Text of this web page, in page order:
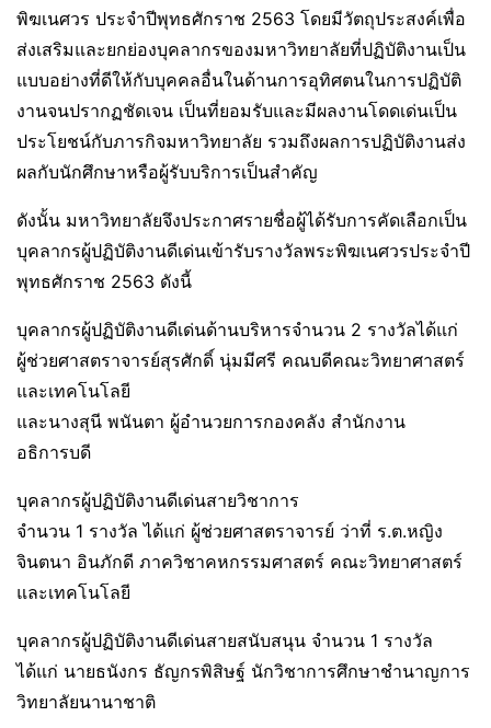
พิฆเนศวร ประจำปีพุทธศักราช 2563 โดยมีวัตถุประสงค์เพื่อ
ส่งเสริมและยกย่องบุคลากรของมหาวิทยาลัยที่ปฏิบัติงานเป็น
แบบอย่างที่ดีให้กับบุคคลอื่นในด้านการอุทิศตนในการปฏิบัติ
งานจนปรากฏชัดเจน เป็นที่ยอมรับและมีผลงานโดดเด่นเป็น
ประโยชน์กับภารกิจมหาวิทยาลัย รวมถึงผลการปฏิบัติงานส่ง
ผลกับนักศึกษาหรือผู้รับบริการเป็นสำคัญ
ดังนั้น มหาวิทยาลัยจึงประกาศรายชื่อผู้ได้รับการคัดเลือกเป็น
บุคลากรผู้ปฏิบัติงานดีเด่นเข้ารับรางวัลพระพิฆเนศวรประจำปี
พุทธศักราช 2563 ดังนี้
บุคลากรผู้ปฏิบัติงานดีเด่นด้านบริหารจำนวน 2 รางวัลได้แก่
ผู้ช่วยศาสตราจารย์สุรศักดิ์ นุ่มมีศรี คณบดีคณะวิทยาศาสตร์
และเทคโนโลยี
และนางสุนี พนันตา ผู้อำนวยการกองคลัง สำนักงาน
อธิการบดี
บุคลากรผู้ปฏิบัติงานดีเด่นสายวิชาการ
จำนวน 1 รางวัล ได้แก่ ผู้ช่วยศาสตราจารย์ ว่าที่ ร.ต.หญิง
จินตนา อินภักดี ภาควิชาคหกรรมศาสตร์ คณะวิทยาศาสตร์
และเทคโนโลยี
บุคลากรผู้ปฏิบัติงานดีเด่นสายสนับสนุน จำนวน 1 รางวัล
ได้แก่ นายธนังกร ธัญกรพิสิษฐ์ นักวิชาการศึกษาชำนาญการ
วิทยาลัยนานาชาติ